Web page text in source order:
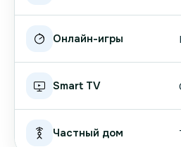
Онлайн-игры
Smart TV
Частный дом